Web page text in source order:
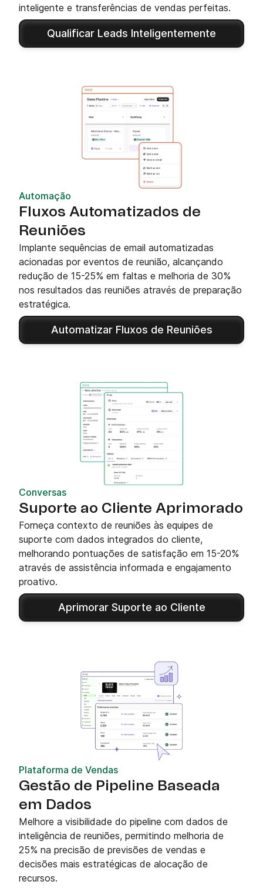
inteligente e transferências de vendas perfeitas.
Qualificar Leads Inteligentemente
Automação
Fluxos Automatizados de
Reuniões
Implante sequências de email automatizadas
acionadas por eventos de reunião, alcançando
redução de 15-25% em faltas e melhoria de 30%
nos resultados das reuniões através de preparação
estratégica.
Automatizar Fluxos de Reuniões
Conversas
Suporte ao Cliente Aprimorado
Forneça contexto de reuniões às equipes de
suporte com dados integrados do cliente,
melhorando pontuações de satisfação em 15-20%
através de assistência informada e engajamento
proativo.
Aprimorar Suporte ao Cliente
Plataforma de Vendas
Gestão de Pipeline Baseada
em Dados
Melhore a visibilidade do pipeline com dados de
inteligência de reuniões, permitindo melhoria de
25% na precisão de previsões de vendas e
decisões mais estratégicas de alocação de
recursos.